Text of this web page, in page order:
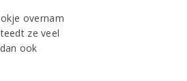
overnam
ze veel
ook